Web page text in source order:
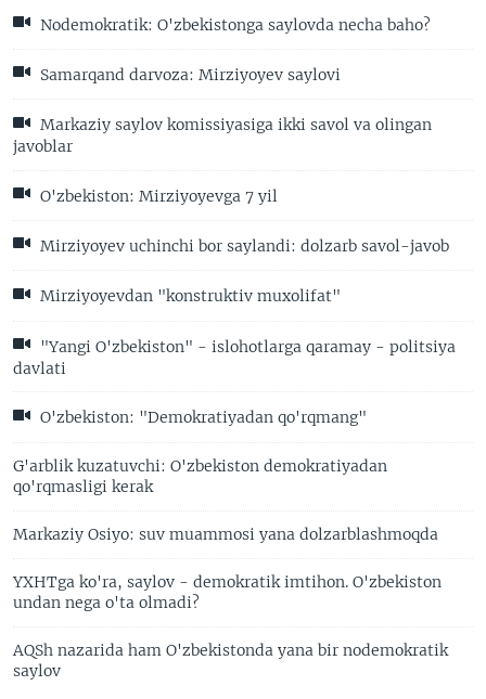
Nodemokratik: O'zbekistonga saylovda necha baho?
Samarqand darvoza: Mirziyoyev saylovi
Markaziy saylov komissiyasiga ikki savol va olingan
javoblar
O'zbekiston: Mirziyoyevga 7 yil
Mirziyoyev uchinchi bor saylandi: dolzarb savol-javob
Mirziyoyevdan "konstruktiv muxolifat"
"Yangi O'zbekiston" - islohotlarga qaramay - politsiya
davlati
O'zbekiston: "Demokratiyadan qo'rqmang"
G'arblik kuzatuvchi: O'zbekiston demokratiyadan
qo'rqmasligi kerak
Markaziy Osiyo: suv muammosi yana dolzarblashmoqda
YXHTga ko'ra, saylov - demokratik imtihon. O'zbekiston
undan nega o'ta olmadi?
AQSh nazarida ham O'zbekistonda yana bir nodemokratik
saylov